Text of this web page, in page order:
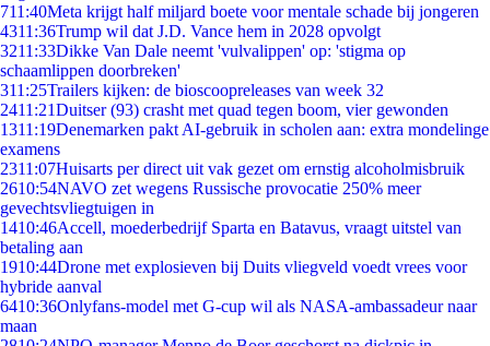
711:40Meta krijgt half miljard boete voor mentale schade bij jongeren
4311:36Trump wil dat J.D. Vance hem in 2028 opvolgt
3211:33Dikke Van Dale neemt 'vulvalippen' op: 'stigma op
schaamlippen doorbreken'
311:25Trailers kijken: de bioscoopreleases van week 32
2411:21Duitser (93) crasht met quad tegen boom, vier gewonden
1311:19Denemarken pakt AI-gebruik in scholen aan: extra mondelinge
examens
2311:07Huisarts per direct uit vak gezet om ernstig alcoholmisbruik
2610:54NAVO zet wegens Russische provocatie 250% meer
gevechtsvliegtuigen in
1410:46Accell, moederbedrijf Sparta en Batavus, vraagt uitstel van
betaling aan
1910:44Drone met explosieven bij Duits vliegveld voedt vrees voor
hybride aanval
6410:36Onlyfans-model met G-cup wil als NASA-ambassadeur naar
maan